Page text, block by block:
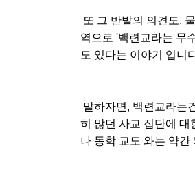
또 그 반발의 의견도,
역으로 '백련교라는 무
도 있다는 이야기 입니
말하자면, 백련교라는
히 많던 사교 집단에 대
나 동학 교도 와는 약간